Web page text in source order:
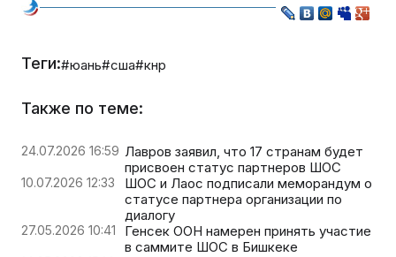
Теги:#юань#сша#кнр
Также по теме:
24.07.2026 16:59 Лавров заявил, что 17 странам будет
присвоен статус партнеров ШОС
10.07.2026 12:33
ШОС и Лаос подписали меморандум о
статусе партнера организации по
диалогу
27.05.2026 10:41
Генсек ООН намерен принять участие
в саммите ШОС в Бишкеке